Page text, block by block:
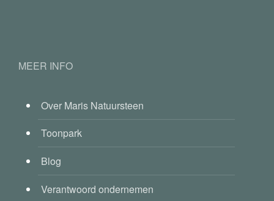
MEER INFO
Over Maris Natuursteen
Toonpark
Blog
Verantwoord ondernemen